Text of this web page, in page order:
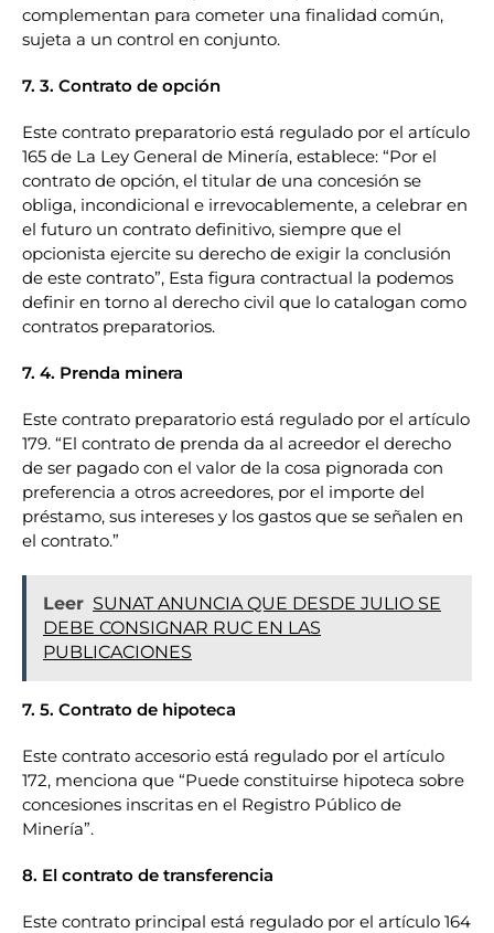
complementan para cometer una finalidad común,
sujeta a un control en conjunto.
7. 3. Contrato de opción
Este contrato preparatorio está regulado por el artículo
165 de La Ley General de Minería, establece: “Por el
contrato de opción, el titular de una concesión se
obliga, incondicional e irrevocablemente, a celebrar en
el futuro un contrato definitivo, siempre que el
opcionista ejercite su derecho de exigir la conclusión
de este contrato”, Esta figura contractual la podemos
definir en torno al derecho civil que lo catalogan como
contratos preparatorios.
7. 4. Prenda minera
Este contrato preparatorio está regulado por el artículo
179. “El contrato de prenda da al acreedor el derecho
de ser pagado con el valor de la cosa pignorada con
preferencia a otros acreedores, por el importe del
préstamo, sus intereses y los gastos que se señalen en
el contrato.”
Leer SUNAT ANUNCIA QUE DESDE JULIO SE
DEBE CONSIGNAR RUC EN LAS
PUBLICACIONES
7. 5. Contrato de hipoteca
Este contrato accesorio está regulado por el artículo
172, menciona que “Puede constituirse hipoteca sobre
concesiones inscritas en el Registro Público de
Minería”.
8. El contrato de transferencia
Este contrato principal está regulado por el artículo 164